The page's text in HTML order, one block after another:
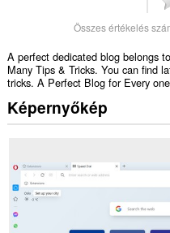
Összes értékelés
A perfect dedicated blog belongs
Many Tips & Tricks. You can find
tricks. A Perfect Blog for Every
Képernyőkép